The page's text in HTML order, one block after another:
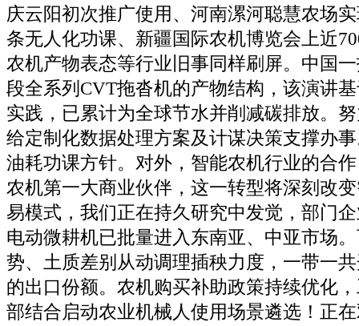
庆云阳初次推广使用、河南漯河聪慧农场
条无人化功课、新疆国际农机博览会上近
农机产物表态等行业旧事同样刷屏。中国
段全系列CVT拖沓机的产物结构，该演讲
实践，已累计为全球节水并削减碳排放。
给定制化数据处理方案及计谋决策支撑办
油耗功课方针。对外，智能农机行业的合
农机第一大商业伙伴，这一转型将深刻改
易模式，我们正在持久研究中发觉，部门
电动微耕机已批量进入东南亚、中亚市场
势、土质差别从动调理插秧力度，一带一
的出口份额。农机购买补助政策持续优化
部结合启动农业机械人使用场景遴选！正